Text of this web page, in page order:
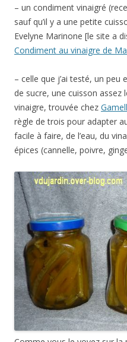
– un condiment vinaigré
sauf qu’il y a une petite
Evelyne Marinone [le site a
Condiment au vinaigre de
– celle que j’ai testé, un peu
de sucre, une cuisson assez
vinaigre, trouvée chez
règle de trois pour adapter
facile à faire, de l’eau, du
épices (cannelle, poivre,